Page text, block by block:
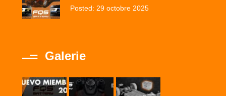
Posted: 29 octobre 2025
Galerie